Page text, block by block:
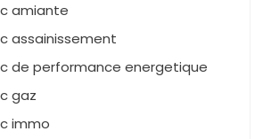
amiante
assainissement
de performance energetique
gaz
immo